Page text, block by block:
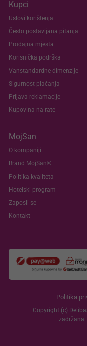
Kupci
Uslovi korištenja
Često postavljana pitanja
Prodajna mjesta
Korisnička podrška
Vanstandardne dimenzije
Sigurnost plaćanja
Prijava reklamacije
Kupovina na rate
MojSan
O kompaniji
Brand MojSan®
Politika kvaliteta
Hotelski program
Zaposli se
Kontakt
Politika
Copyright (c)